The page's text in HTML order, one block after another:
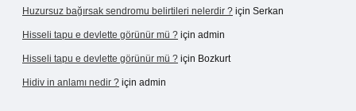
Huzursuz bağırsak sendromu belirtileri nelerdir ? için Serkan
Hisseli tapu e devlette görünür mü ? için admin
Hisseli tapu e devlette görünür mü ? için Bozkurt
Hidiv in anlamı nedir ? için admin